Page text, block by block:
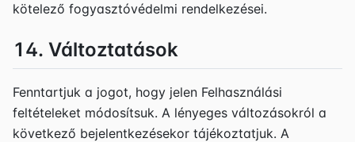
kötelező fogyasztóvédelmi rendelkezései.
14. Változtatások
Fenntartjuk a jogot, hogy jelen Felhasználási
feltételeket módosítsuk. A lényeges változásokról a
következő bejelentkezésekor tájékoztatjuk. A